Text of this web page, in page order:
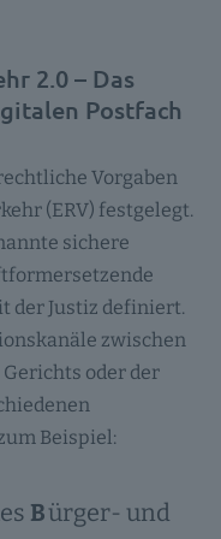
2.0 – Das
Postfach
Vorgaben
(ERV) festgelegt.
sichere
der Justiz definiert.
zwischen
oder der
Beispiel:
Bürger- und